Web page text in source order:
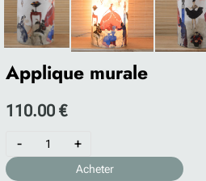
Applique murale
110.00 €
- +
Acheter